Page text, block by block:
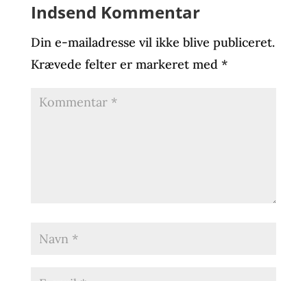
Indsend Kommentar
Din e-mailadresse vil ikke blive publiceret.
Krævede felter er markeret med *